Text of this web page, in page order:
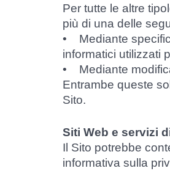
Per tutte le altre
più di una delle
• Mediante
informatici utilizzati
• Mediante
Entrambe queste
Sito.
Siti Web e servizi
Il Sito potrebbe
informativa sulla